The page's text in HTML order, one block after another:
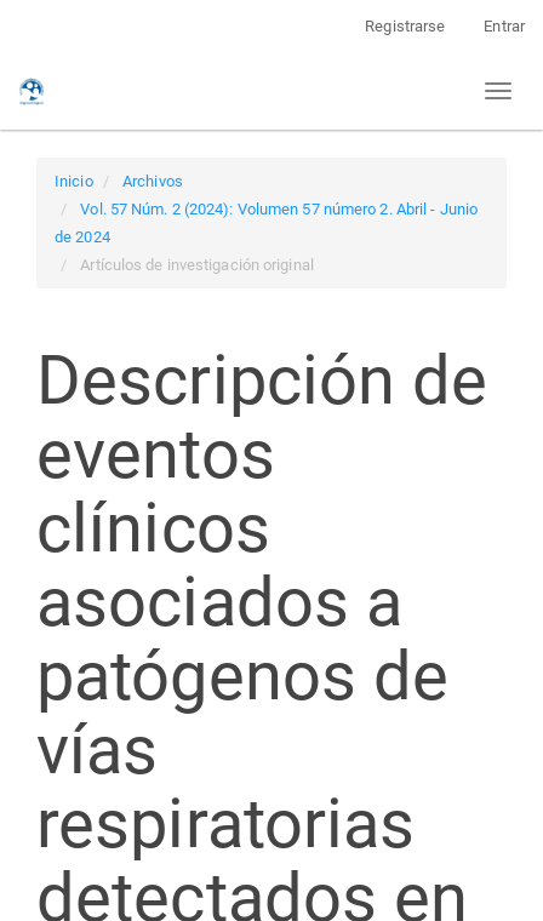
Registrarse Entrar
Toggle
Inicio
Archivos
Vol. 57 Núm. 2 (2024): Volumen 57 número 2. Abril - Junio
de 2024
Artículos de investigación original
Descripción de
eventos
clínicos
asociados a
patógenos de
vías
respiratorias
detectados en